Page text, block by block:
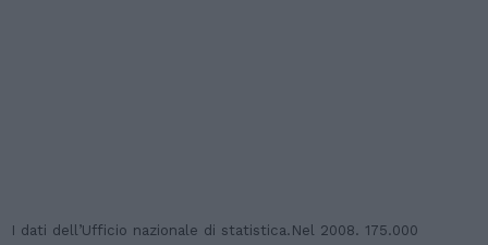
I dati dell’Ufficio nazionale di statistica.Nel 2008. 175.000